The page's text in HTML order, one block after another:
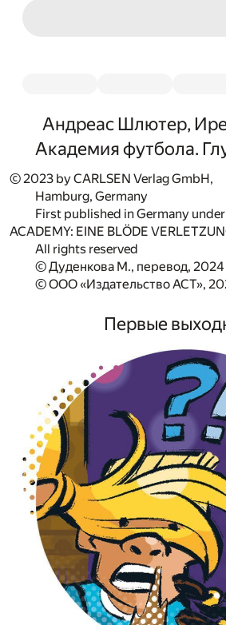
Андреас Шлютер,
Академия футбола.
© 2023 by CARLSEN Verlag GmbH,
Hamburg, Germany
First published in Germany
ACADEMY: EINE BLÖDE
All rights reserved
© Дуденкова М., перевод, 2024
© ООО «Издательство АСТ»,
Первые